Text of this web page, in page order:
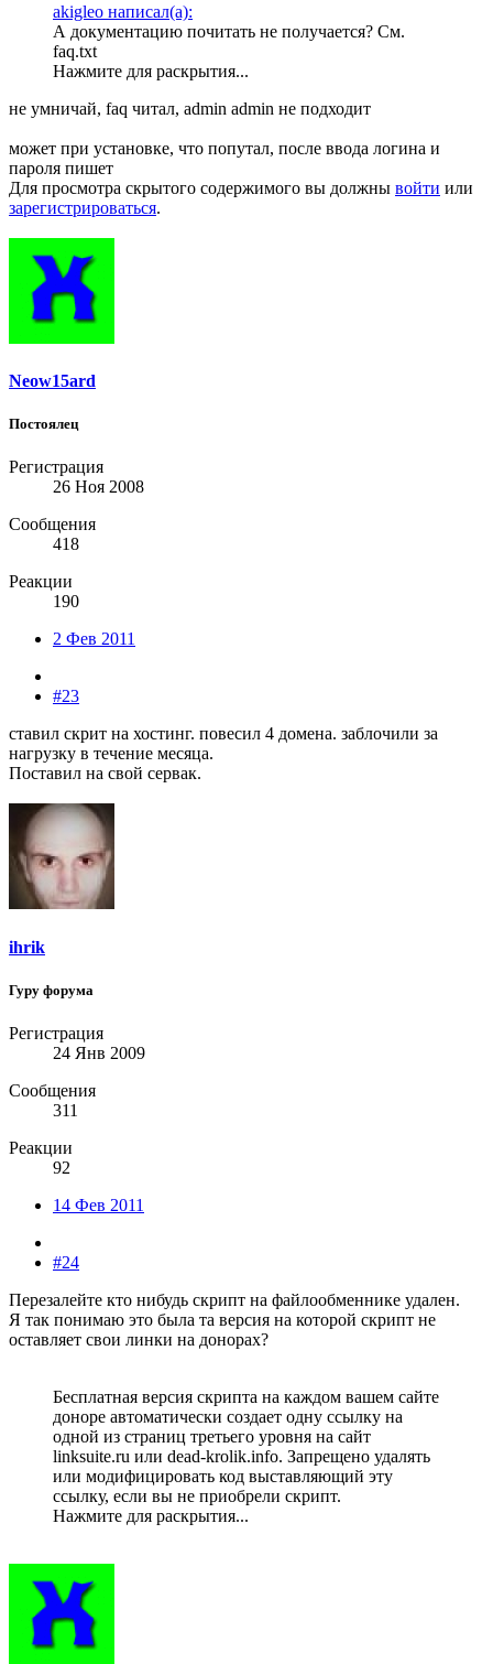
akigleo написал(а):
А документацию почитать не получается? См.
faq.txt
Нажмите для раскрытия...
не умничай, faq читал, admin admin не подходит
может при установке, что попутал, после ввода логина и
пароля пишет
Для просмотра скрытого содержимого вы должны войти или
зарегистрироваться.
Neow15ard
Постоялец
Регистрация
26 Ноя 2008
Сообщения
418
Реакции
190
2 Фев 2011
#23
ставил скрит на хостинг. повесил 4 домена. заблочили за
нагрузку в течение месяца.
Поставил на свой сервак.
ihrik
Гуру форума
Регистрация
24 Янв 2009
Сообщения
311
Реакции
92
14 Фев 2011
#24
Перезалейте кто нибудь скрипт на файлообменнике удален.
Я так понимаю это была та версия на которой скрипт не
оставляет свои линки на донорах?
Бесплатная версия скрипта на каждом вашем сайте
доноре автоматически создает одну ссылку на
одной из страниц третьего уровня на сайт
linksuite.ru или dead-krolik.info. Запрещено удалять
или модифицировать код выставляющий эту
ссылку, если вы не приобрели скрипт.
Нажмите для раскрытия...